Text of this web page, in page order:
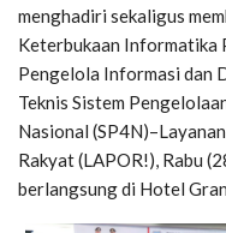
menghadiri sekaligus
Keterbukaan Informatika
Pengelola Informasi dan
Teknis Sistem
Nasional
Rakyat (LAPOR!), Rabu
berlangsung di Hotel